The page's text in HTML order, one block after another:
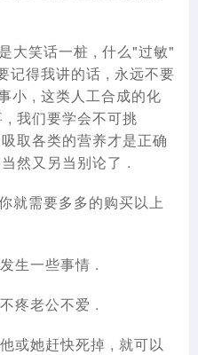
笑话一桩 , 什么"过敏"
记得我讲的话 , 永远不要
小 , 这类人工合成的化
, 我们要学会不可挑
取各类的营养才是正确
然又另当别论了 .
需要多多的购买以上
生一些事情 .
疼老公不爱 .
或她赶快死掉 , 就可以